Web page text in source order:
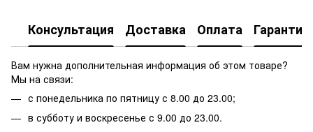
Консультация Доставка Оплата Гарантия
Вам нужна дополнительная информация об этом товаре?
Мы на связи:
с понедельника по пятницу с 8.00 до 23.00;
в субботу и воскресенье с 9.00 до 23.00.